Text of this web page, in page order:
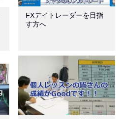
FXデイトレーダーを目指
す方へ